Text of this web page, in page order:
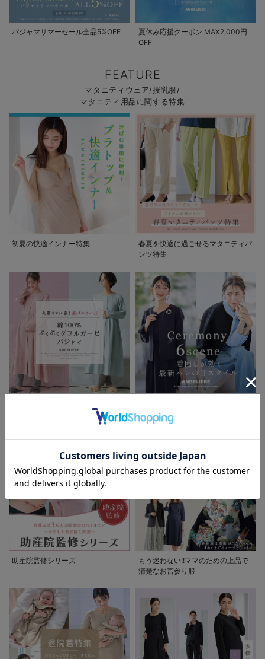
パジャマサマーセール全品5%OFF
夏休み応援クーポン MAX2,000円
OFF
FEATURE
マタニティウェア/授乳服/
マタニティ用品に関する特集
初夏の快適インナー特集
春夏を快適に過ごせるマタニティパ
ンツ特集
ぷくダブルガーゼパジャマシリーズ
セレモニー6シーン
助産院監修シリーズ
もう迷わない!!ママのための上品で
清楚なお宮参り服
お気に入り商品を確認する